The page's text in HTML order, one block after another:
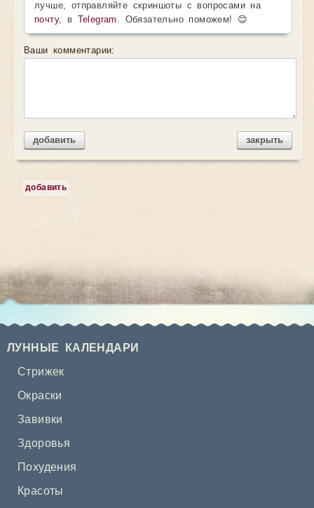
лучше, отправляйте скриншоты с вопросами на
почту, в Telegram . Обязательно поможем! 😊
Ваши комментарии:
добавить закрыть
добавить
ЛУННЫЕ КАЛЕНДАРИ
Стрижек
Окраски
Завивки
Здоровья
Похудения
Красоты